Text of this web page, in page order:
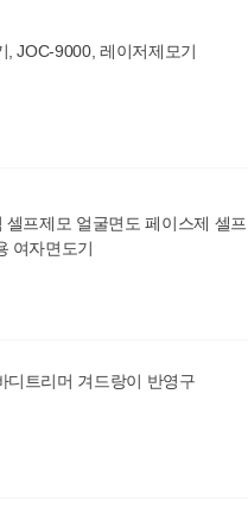
, JOC-9000, 레이저제모기
셀프제모 얼굴면도 페이스제 셀프
여자면도기
디트리머 겨드랑이 반영구